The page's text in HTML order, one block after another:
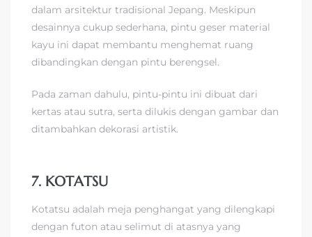
dalam arsitektur tradisional Jepang. Meskipun
desainnya cukup sederhana, pintu geser material
kayu ini dapat membantu menghemat ruang
dibandingkan dengan pintu berengsel.
Pada zaman dahulu, pintu-pintu ini dibuat dari
kertas atau sutra, serta dilukis dengan gambar dan
ditambahkan dekorasi artistik.
7. KOTATSU
Kotatsu adalah meja penghangat yang dilengkapi
dengan futon atau selimut di atasnya yang